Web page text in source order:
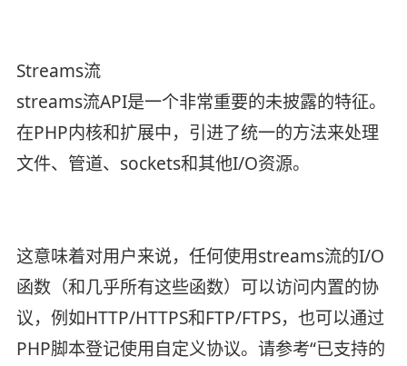
Streams流
streams流API是一个非常重要的未披露的特征。
在PHP内核和扩展中，引进了统一的方法来处理
文件、管道、sockets和其他I/O资源。
这意味着对用户来说，任何使用streams流的I/O
函数（和几乎所有这些函数）可以访问内置的协
议，例如HTTP/HTTPS和FTP/FTPS，也可以通过
PHP脚本登记使用自定义协议。请参考“已支持的